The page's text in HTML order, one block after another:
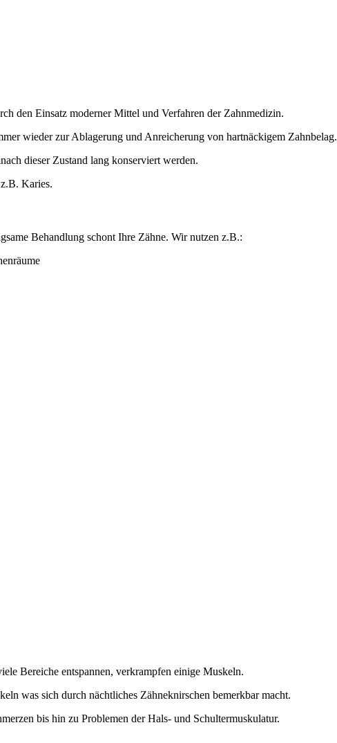
den Einsatz moderner Mittel und Verfahren der Zahnmedizin.
wieder zur Ablagerung und Anreicherung von hartnäckigem Zahnbelag.
dieser Zustand lang konserviert werden.
Karies.
Behandlung schont Ihre Zähne. Wir nutzen z.B.:
Bereiche entspannen, verkrampfen einige Muskeln.
was sich durch nächtliches Zähneknirschen bemerkbar macht.
bis hin zu Problemen der Hals- und Schultermuskulatur.